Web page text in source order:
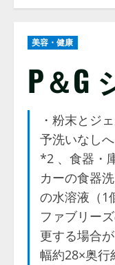
美容・健康
P＆G
・粉末とジ
予洗いなし
*2 、食器・
カーの食器
の水溶液（1
ファブリー
更する場合
幅約28×奥行